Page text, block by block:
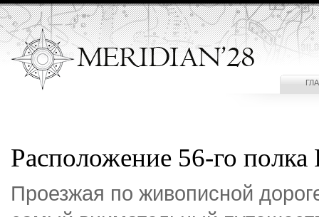
Расположение 56-го
Проезжая по живописной